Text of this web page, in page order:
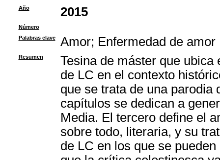
Año 2015
Número
Palabras clave
Amor; Enfermedad de amor
Resumen
Tesina de máster que
de LC en el contexto
que se trata de una parodia
capítulos se dedican a
Media. El tercero define el
sobre todo, literaria, y su
de LC en los que se